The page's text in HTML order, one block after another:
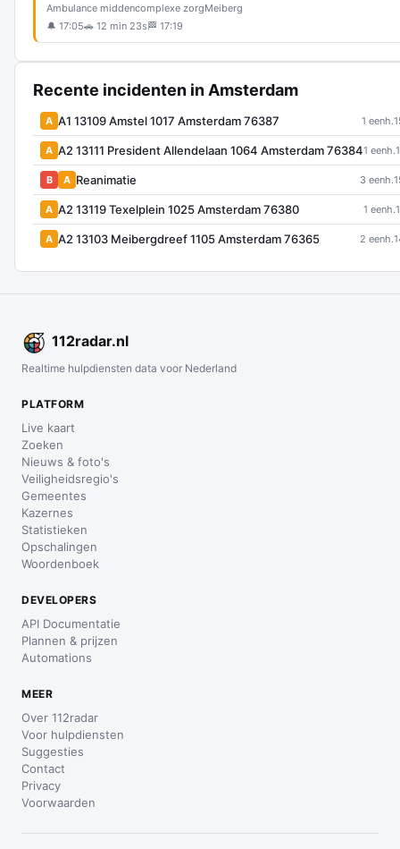
Ambulance middencomplexe zorgMeiberg
🔔 17:05🚗 12 min 23s 🏁 17:19
Recente incidenten in Amsterdam
A A1 13109 Amstel 1017 Amsterdam 76387 1 eenh.
A A2 13111 President Allendelaan 1064 Amsterdam 763841 eenh.
B A Reanimatie 3 eenh.
A A2 13119 Texelplein 1025 Amsterdam 76380 1 eenh.
A A2 13103 Meibergdreef 1105 Amsterdam 76365 2 eenh.
112radar.nl
Realtime hulpdiensten data voor Nederland
PLATFORM
Live kaart
Zoeken
Nieuws & foto's
Veiligheidsregio's
Gemeentes
Kazernes
Statistieken
Opschalingen
Woordenboek
DEVELOPERS
API Documentatie
Plannen & prijzen
Automations
MEER
Over 112radar
Voor hulpdiensten
Suggesties
Contact
Privacy
Voorwaarden